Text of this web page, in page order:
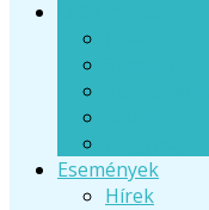
Események
Hírek